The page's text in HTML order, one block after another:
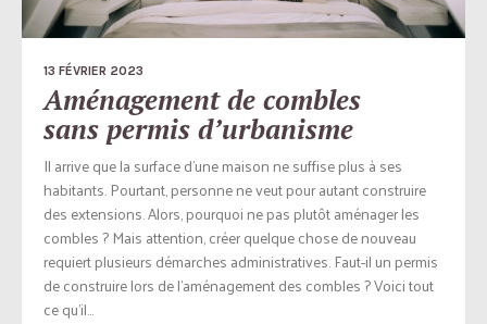
13 FÉVRIER 2023
Aménagement de combles
sans permis d’urbanisme
Il arrive que la surface d’une maison ne suffise plus à ses
habitants. Pourtant, personne ne veut pour autant construire
des extensions. Alors, pourquoi ne pas plutôt aménager les
combles ? Mais attention, créer quelque chose de nouveau
requiert plusieurs démarches administratives. Faut-il un permis
de construire lors de l’aménagement des combles ? Voici tout
ce qu’il...